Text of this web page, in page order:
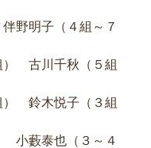
野明子（４組～７
） 古川千秋（５組
） 鈴木悦子（３組
小藪泰也（３～４